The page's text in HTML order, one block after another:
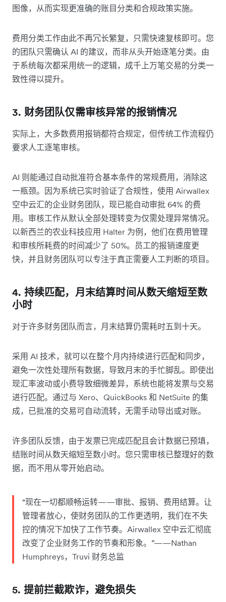
图像，从而实现更准确的账目分类和合规政策实施。
费用分类工作由此不再冗长繁复，只需快速复核即可。您
的团队只需确认 AI 的建议，而非从头开始逐笔分类。由
于系统每次都采用统一的逻辑，成千上万笔交易的分类一
致性得以提升。
3. 财务团队仅需审核异常的报销情况
实际上，大多数费用报销都符合规定，但传统工作流程仍
要求人工逐笔审核。
AI 则能通过自动批准符合基本条件的常规费用，消除这
一瓶颈。因为系统已实时验证了合规性，使用 Airwallex
空中云汇的企业财务团队，现已能自动审批 64% 的费
用。审核工作从默认全部处理转变为仅需处理异常情况。
以新西兰的农业科技应用 Halter 为例，他们在费用管理
和审核所耗费的时间减少了 50%。员工的报销速度更
快，并且财务团队可以专注于真正需要人工判断的项目。
4. 持续匹配，月末结算时间从数天缩短至数
小时
对于许多财务团队而言，月末结算仍需耗时五到十天。
采用 AI 技术，就可以在整个月内持续进行匹配和同步，
避免一次性处理所有数据，导致月末的手忙脚乱。即使出
现汇率波动或小费导致细微差异，系统也能将发票与交易
进行匹配。通过与 Xero、QuickBooks 和 NetSuite 的集
成，已批准的交易可自动流转，无需手动导出或对账。
许多团队反馈，由于发票已完成匹配且会计数据已预填，
结账时间从数天缩短至数小时。您只需审核已整理好的数
据，而不用从零开始启动。
“现在一切都顺畅运转——审批、报销、费用结算。让
管理者放心，使财务团队的工作更透明，我们在不失
控的情况下加快了工作节奏。Airwallex 空中云汇彻底
改变了企业财务工作的节奏和形象。”——Nathan
Humphreys，Truvi 财务总监
5. 提前拦截欺诈，避免损失